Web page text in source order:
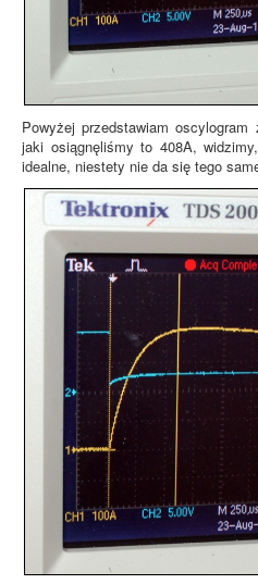
Powyżej przedstawiam oscylogram
jaki osiągnęliśmy to 408A,
idealne, niestety nie da się tego